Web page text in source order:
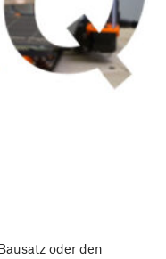
oder den